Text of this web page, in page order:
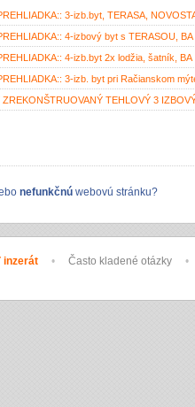
3-izb.byt, TERASA,
4-izbový byt s TERASOU,
4-izb.byt 2x lodžia, šatník,
3-izb. byt pri Račianskom
ZREKONŠTRUOVANÝ TEHLOVÝ 3
nefunkčnú webovú stránku?
inzerát • Často kladené otázky •